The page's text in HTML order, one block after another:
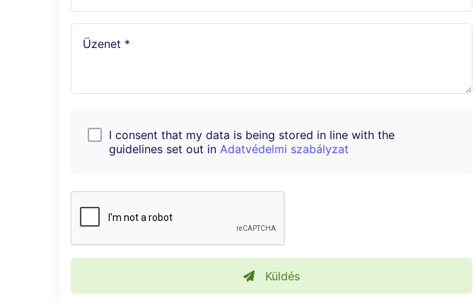
Üzenet *
I consent that my data is being stored in line with the
guidelines set out in Adatvédelmi szabályzat
Küldés